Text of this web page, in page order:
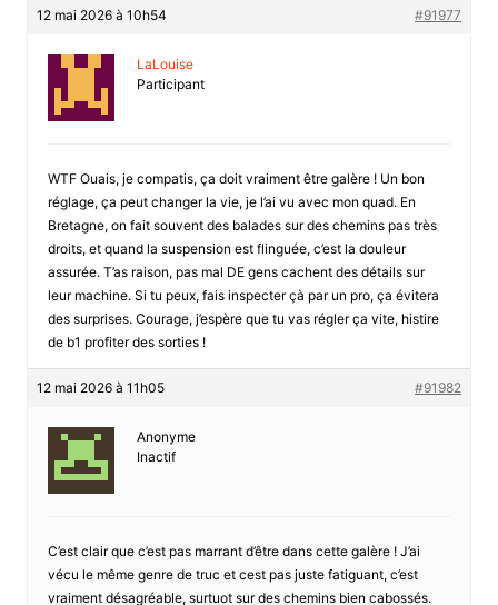
12 mai 2026 à 10h54 #91977
LaLouise
Participant
WTF Ouais, je compatis, ça doit vraiment être galère ! Un bon
réglage, ça peut changer la vie, je l’ai vu avec mon quad. En
Bretagne, on fait souvent des balades sur des chemins pas très
droits, et quand la suspension est flinguée, c’est la douleur
assurée. T’as raison, pas mal DE gens cachent des détails sur
leur machine. Si tu peux, fais inspecter çà par un pro, ça évitera
des surprises. Courage, j’espère que tu vas régler ça vite, histire
de b1 profiter des sorties !
12 mai 2026 à 11h05 #91982
Anonyme
Inactif
C’est clair que c’est pas marrant d’être dans cette galère ! J’ai
vécu le même genre de truc et cest pas juste fatiguant, c’est
vraiment désagréable, surtuot sur des chemins bien cabossés.